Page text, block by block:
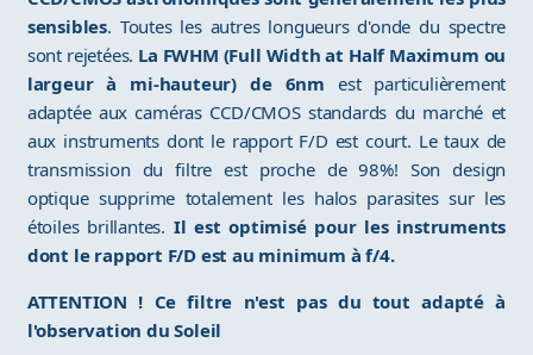
sensibles. Toutes les autres longueurs d'onde du spectre
sont rejetées. La FWHM (Full Width at Half Maximum ou
largeur à mi-hauteur) de 6nm est particulièrement
adaptée aux caméras CCD/CMOS standards du marché et
aux instruments dont le rapport F/D est court. Le taux de
transmission du filtre est proche de 98%! Son design
optique supprime totalement les halos parasites sur les
étoiles brillantes. Il est optimisé pour les instruments
dont le rapport F/D est au minimum à f/4.
ATTENTION ! Ce filtre n'est pas du tout adapté à
l'observation du Soleil